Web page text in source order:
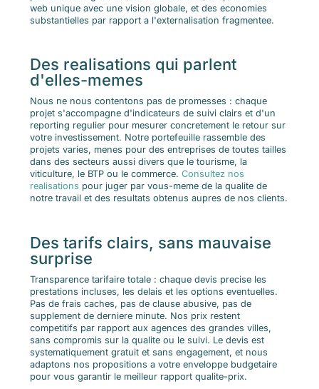
web unique avec une vision globale, et des economies
substantielles par rapport a l'externalisation fragmentee.
Des realisations qui parlent
d'elles-memes
Nous ne nous contentons pas de promesses : chaque
projet s'accompagne d'indicateurs de suivi clairs et d'un
reporting regulier pour mesurer concretement le retour sur
votre investissement. Notre portefeuille rassemble des
projets varies, menes pour des entreprises de toutes tailles
dans des secteurs aussi divers que le tourisme, la
viticulture, le BTP ou le commerce.Consultez nos
realisations pour juger par vous-meme de la qualite de
notre travail et des resultats obtenus aupres de nos clients.
Des tarifs clairs, sans mauvaise
surprise
Transparence tarifaire totale : chaque devis precise les
prestations incluses, les delais et les options eventuelles.
Pas de frais caches, pas de clause abusive, pas de
supplement de derniere minute. Nos prix restent
competitifs par rapport aux agences des grandes villes,
sans compromis sur la qualite ou le suivi. Le devis est
systematiquement gratuit et sans engagement, et nous
adaptons nos propositions a votre enveloppe budgetaire
pour vous garantir le meilleur rapport qualite-prix.